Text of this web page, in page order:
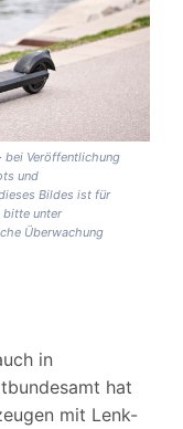
bei Veröffentlichung
und
Bildes ist für
bitte unter
Überwachung
in
hat
mit Lenk-